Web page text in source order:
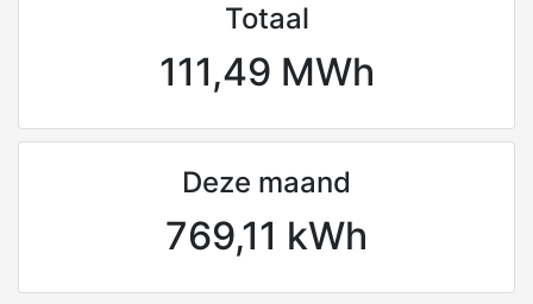
Totaal
111,49 MWh
Deze maand
769,11 kWh